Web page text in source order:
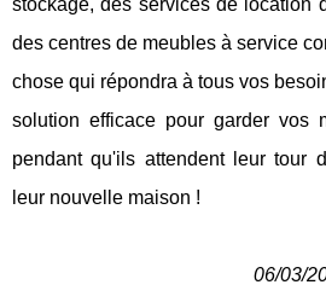
stockage, des services de location
des centres de meubles à service
chose qui répondra à tous vos
solution efficace pour garder vos
pendant qu'ils attendent leur tour
leur nouvelle maison !
06/03/